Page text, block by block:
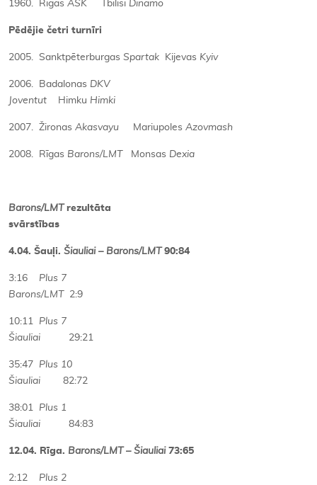
1960. Rīgas ASK Tbilisi Dinamo
Pēdējie četri turnīri
2005. Sanktpēterburgas Spartak Kijevas Kyiv
2006. Badalonas DKV
Joventut
Himku Himki
2007. Žironas Akasvayu Mariupoles Azovmash
2008. Rīgas Barons/LMT Monsas Dexia
Barons/LMT rezultāta
svārstības
4.04. Šauļi. Šiauliai – Barons/LMT 90:84
3:16 Plus 7
Barons/LMT 2:9
10:11 Plus 7
Šiauliai 29:21
35:47 Plus 10
Šiauliai 82:72
38:01 Plus 1
Šiauliai 84:83
12.04. Rīga. Barons/LMT – Šiauliai 73:65
2:12 Plus 2